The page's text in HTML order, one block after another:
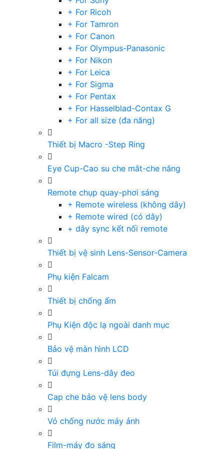
+ For Ricoh
+ For Tamron
+ For Canon
+ For Olympus-Panasonic
+ For Nikon
+ For Leica
+ For Sigma
+ For Pentax
+ For Hasselblad-Contax G
+ For all size (đa năng)
Thiết bị Macro -Step Ring
Eye Cup-Cao su che mắt-che nắng
Remote chụp quay-phơi sáng
+ Remote wireless (không dây)
+ Remote wired (có dây)
+ dây sync kết nối remote
Thiết bị vệ sinh Lens-Sensor-Camera
Phụ kiện Falcam
Thiết bị chống ẩm
Phụ Kiện độc lạ ngoài danh mục
Bảo vệ màn hình LCD
Túi đựng Lens-dây đeo
Cap che bảo vệ lens body
Vỏ chống nước máy ảnh
Film-máy đo sáng